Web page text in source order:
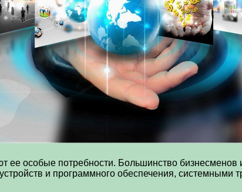
ее особые потребности. Большинство
и программного обеспечения,